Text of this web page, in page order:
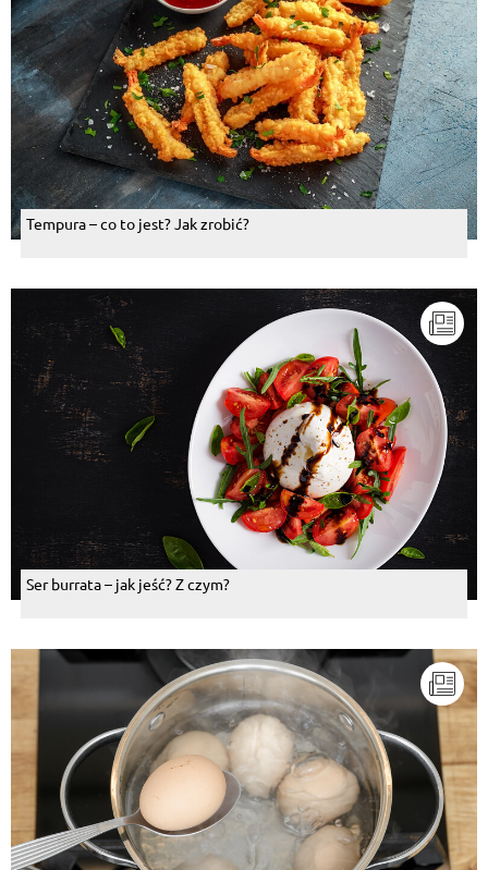
Tempura – co to jest? Jak zrobić?
Ser burrata – jak jeść? Z czym?